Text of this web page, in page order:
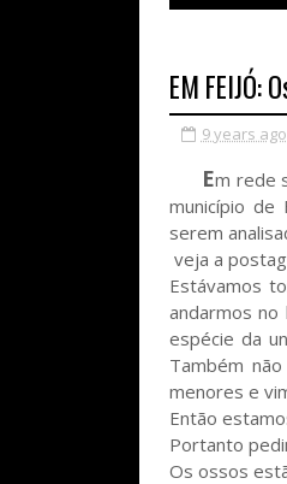
EM FEIJÓ:
9 years ago
Em rede
município de
serem
veja a
Estávamos
andarmos
espécie da
Também
menores e
Então
Portanto
Os ossos